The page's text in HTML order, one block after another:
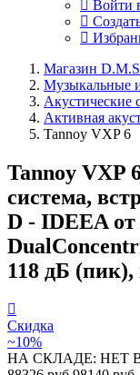
Войти
Магазин D.M.S
Музыкальные
Акустические
Активная
Tannoy VXP 6
Tannoy VXP
система,
D - IDEEA
118 дБ
Скидка
~10%
НА СКЛАДЕ: НЕТ